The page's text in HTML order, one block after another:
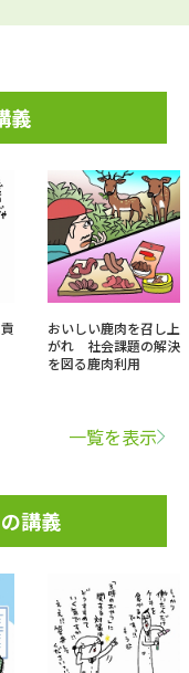
義
おいしい鹿肉を召し上
がれ 社会課題の解決
を図る鹿肉利用
一覧を表示
講義